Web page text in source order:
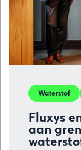
Fluxys
aan
Waterstof